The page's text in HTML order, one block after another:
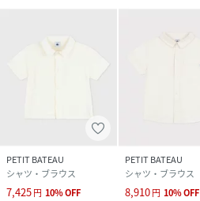
PETIT BATEAU
シャツ・ブラウス
7,425円 10%OFF
PETIT BATEAU
シャツ・ブラウス
8,910円 10%OFF